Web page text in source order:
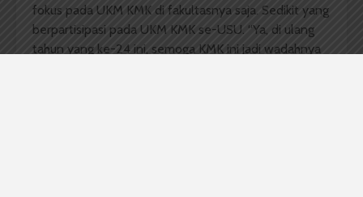
fokus pada UKM KMK di fakultasnya saja. Sedikit yang
berpartisipasi pada UKM KMK se-USU. “Ya, di ulang
tahun yang ke-24 ini, semoga KMK ini jadi wadahnya